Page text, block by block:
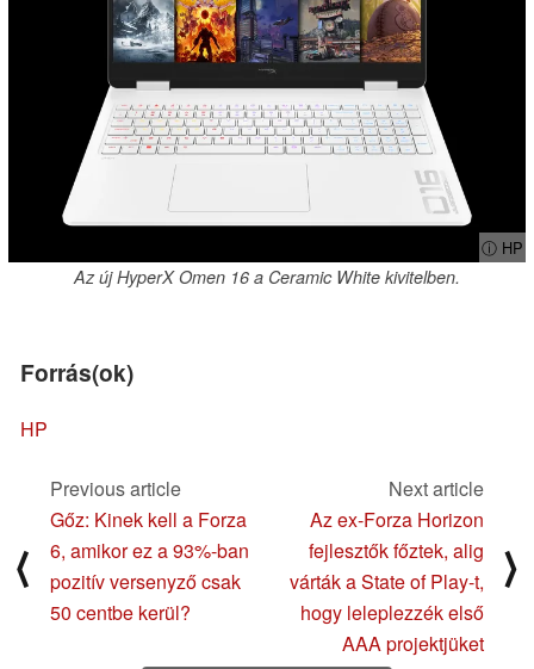
ⓘ HP
Az új HyperX Omen 16 a Ceramic White kivitelben.
Forrás(ok)
HP
⟨
Previous article
Gőz: Kinek kell a Forza
6, amikor ez a 93%-ban
pozitív versenyző csak
50 centbe kerül?
Next article
Az ex-Forza Horizon
fejlesztők főztek, alig
várták a State of Play-t,
hogy leleplezzék első
AAA projektjüket
⟩